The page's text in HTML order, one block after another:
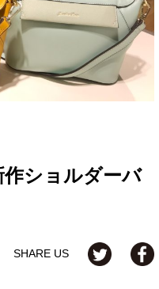
ショルダーバ
SHARE US